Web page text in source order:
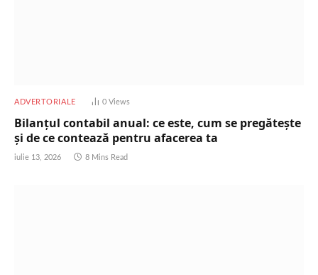
ADVERTORIALE 0 Views
Bilanțul contabil anual: ce este, cum se pregătește
și de ce contează pentru afacerea ta
iulie 13, 2026 8 Mins Read